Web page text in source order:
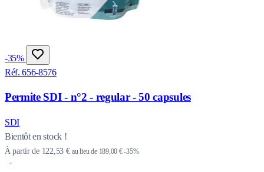
-35%
Réf. 656-8576
Permite SDI - n°2 - regular - 50 capsules
SDI
Bientôt en stock !
À partir de 122,53 € au lieu de 189,00 €-35%